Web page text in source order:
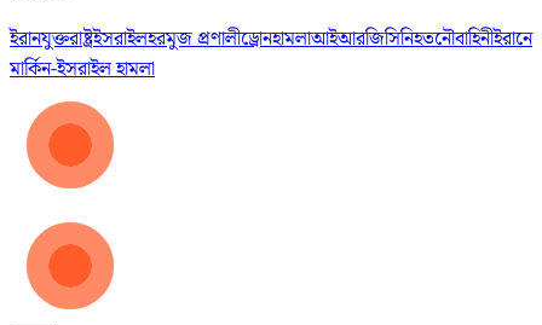
ইরানযুক্তরাষ্ট্রইসরাইলহরমুজ প্রণালীড্রোনহামলাআইআরজিসিনিহতনৌবাহিনীইরানে
মার্কিন-ইসরাইল হামলা